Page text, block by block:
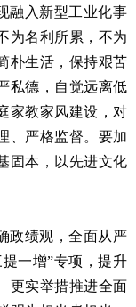
融入新型工业化事
为名利所累，不为
朴生活，保持艰苦
私德，自觉远离低
家教家风建设，对
、严格监督。要加
固本，以先进文化
政绩观，全面从严
一增”专项，提升
更实举措推进全面